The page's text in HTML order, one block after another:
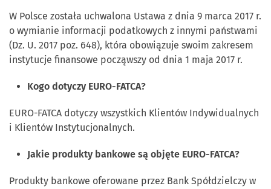
W Polsce została uchwalona Ustawa z dnia 9 marca 2017 r.
o wymianie informacji podatkowych z innymi państwami
(Dz. U. 2017 poz. 648), która obowiązuje swoim zakresem
instytucje finansowe począwszy od dnia 1 maja 2017 r.
Kogo dotyczy EURO-FATCA?
EURO-FATCA dotyczy wszystkich Klientów Indywidualnych
i Klientów Instytucjonalnych.
Jakie produkty bankowe są objęte EURO-FATCA?
Produkty bankowe oferowane przez Bank Spółdzielczy w